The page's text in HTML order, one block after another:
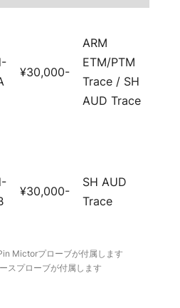
¥30,000-
ARM
ETM/PTM
Trace / SH
AUD Trace
¥30,000-
SH AUD
Trace
Mictorプローブが付属します
スプローブが付属します